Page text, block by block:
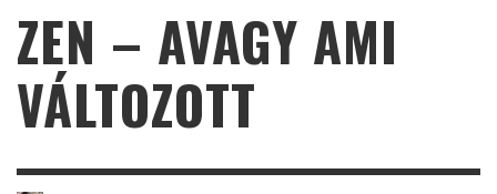
ZEN – AVAGY AMI
VÁLTOZOTT